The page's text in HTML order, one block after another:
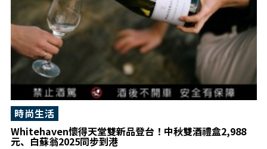
Whitehaven懷得天堂雙新品登台！中秋雙酒禮盒2,988
元、白蘇翁2025同步到港
時尚生活